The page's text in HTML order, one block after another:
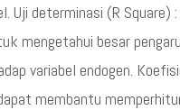
Uji determinasi (R Square) :
mengetahui besar
variabel endogen.
membantu